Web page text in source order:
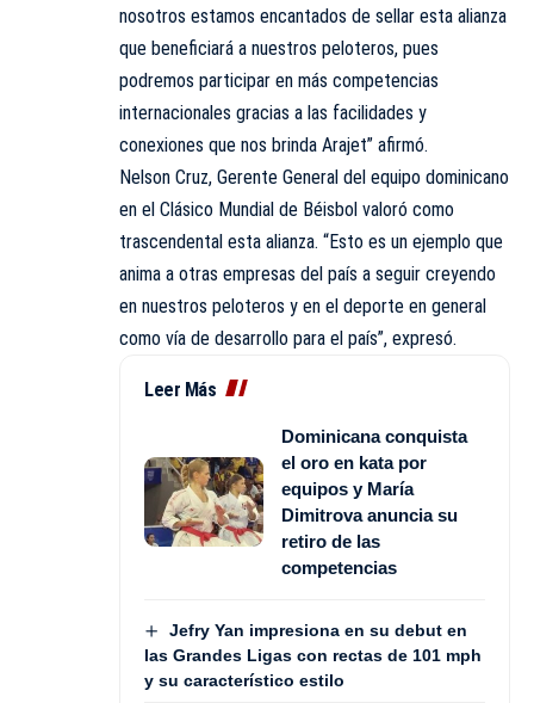
nosotros estamos encantados de sellar esta alianza
que beneficiará a nuestros peloteros, pues
podremos participar en más competencias
internacionales gracias a las facilidades y
conexiones que nos brinda Arajet” afirmó.
Nelson Cruz, Gerente General del equipo dominicano
en el Clásico Mundial de Béisbol valoró como
trascendental esta alianza. “Esto es un ejemplo que
anima a otras empresas del país a seguir creyendo
en nuestros peloteros y en el deporte en general
como vía de desarrollo para el país”, expresó.
Leer Más
Dominicana conquista
el oro en kata por
equipos y María
Dimitrova anuncia su
retiro de las
competencias
Jefry Yan impresiona en su debut en
las Grandes Ligas con rectas de 101 mph
y su característico estilo